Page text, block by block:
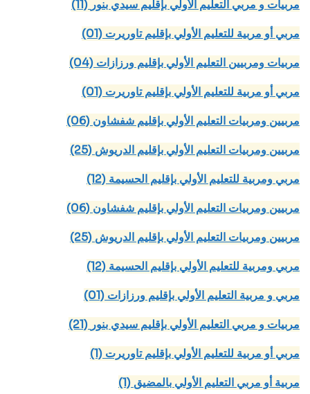
(11) مربيات و مربي التعليم الأولي بإقليم سيدي بنور
(01) مربي أو مربية للتعليم الأولي بإقليم تاوريرت
(04) مربيات ومربيين التعليم الأولي بإقليم ورزازات
(01) مربي أو مربية للتعليم الأولي بإقليم تاوريرت
(06) مربيين ومربيات التعليم الأولي بإقليم شفشاون
(25) مربيين ومربيات التعليم الأولي بإقليم الدريوش
(12) مربي ومربية للتعليم الأولي بإقليم الحسيمة
(06) مربيين ومربيات التعليم الأولي بإقليم شفشاون
(25) مربيين ومربيات التعليم الأولي بإقليم الدريوش
(12) مربي ومربية للتعليم الأولي بإقليم الحسيمة
(01) مربي و مربية التعليم الأولي بإقليم ورزازات
(21) مربيات و مربي التعليم الأولي بإقليم سيدي بنور
(1) مربي أو مربية للتعليم الأولي بإقليم تاوريرت
(1) مربية أو مربي التعليم الأولي بالمضيق